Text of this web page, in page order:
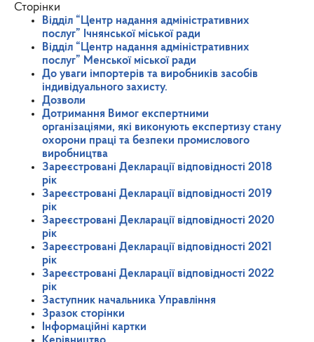
Сторінки
Відділ “Центр надання адміністративних
послуг” Ічнянської міської ради
Відділ “Центр надання адміністративних
послуг” Менської міської ради
До уваги імпортерів та виробників засобів
індивідуального захисту.
Дозволи
Дотримання Вимог експертними
організаціями, які виконують експертизу стану
охорони праці та безпеки промислового
виробництва
Зареєстровані Декларації відповідності 2018
рік
Зареєстровані Декларації відповідності 2019
рік
Зареєстровані Декларації відповідності 2020
рік
Зареєстровані Декларації відповідності 2021
рік
Зареєстровані Декларації відповідності 2022
рік
Заступник начальника Управління
Зразок сторінки
Інформаційні картки